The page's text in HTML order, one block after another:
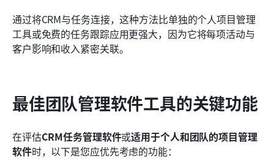
通过将CRM与任务连接，这种方法比单独的个人项目管理
工具或免费的任务跟踪应用更强大，因为它将每项活动与
客户影响和收入紧密关联。
最佳团队管理软件工具的关键功能
在评估CRM任务管理软件或适用于个人和团队的项目管理
软件时，以下是您应优先考虑的功能：